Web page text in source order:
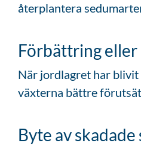
återplantera
Förbättring eller
När jordlagret har
växterna bättre
Byte av